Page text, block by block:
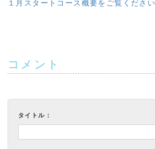
１月スタートコース概要をご覧ください
コメント
タイトル：